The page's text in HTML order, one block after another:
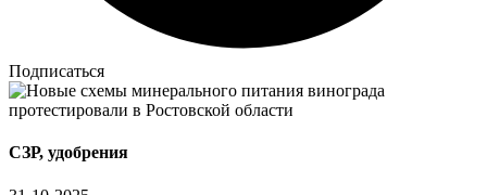
Подписаться
СЗР, удобрения